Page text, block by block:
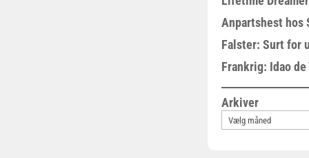
Anpartshest hos
Falster: Surt for
Frankrig: Idao
Arkiver